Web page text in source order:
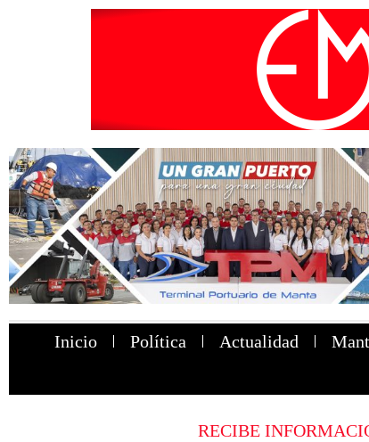
Inicio Política Actualidad
RECIBE